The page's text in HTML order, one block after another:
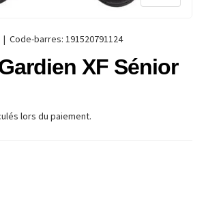
| Code-barres: 191520791124
XF Sénior
lors du paiement.